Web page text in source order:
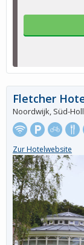
Fletcher
Noordwijk, Süd-
Zur Hotelwebsite